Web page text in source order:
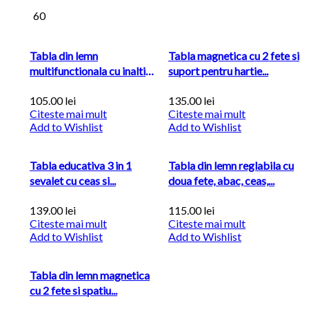
60
Tabla din lemn
multifunctionala cu inaltime
105.00lei
Citeste mai mult
Add to Wishlist
Tabla magnetica cu 2 fete si
suport pentru hartie...
135.00lei
Citeste mai mult
Add to Wishlist
Tabla educativa 3 in 1
sevalet cu ceas si...
139.00lei
Citeste mai mult
Add to Wishlist
Tabla din lemn reglabila cu
doua fete, abac, ceas,...
115.00lei
Citeste mai mult
Add to Wishlist
Tabla din lemn magnetica
cu 2 fete si spatiu...